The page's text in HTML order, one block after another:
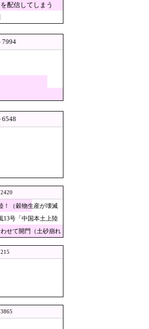
→ ………
では？」
ネットで
めに愛車を
配信してしま
一方で中国
の勢力図が
を配信してしまう
7994
6548
！（穀物生産が壊滅
13号「中国本土上陸
せて開門（土砂崩れ